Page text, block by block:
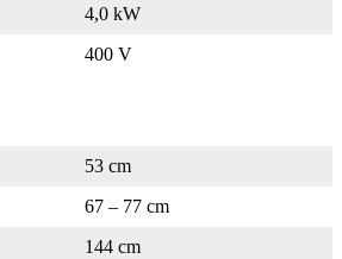
4,0 kW
400 V
53 cm
67 – 77 cm
144 cm